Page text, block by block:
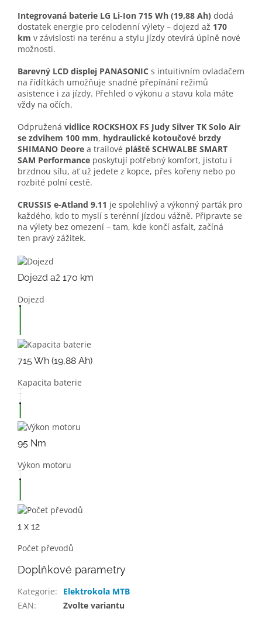
Integrovaná baterie LG Li-Ion 715 Wh (19,88 Ah) dodá
dostatek energie pro celodenní výlety – dojezd až 170
km v závislosti na terénu a stylu jízdy otevírá úplně nové
možnosti.
Barevný LCD displej PANASONIC s intuitivním ovladačem
na řídítkách umožňuje snadné přepínání režimů
asistence i za jízdy. Přehled o výkonu a stavu kola máte
vždy na očích.
Odpružená vidlice ROCKSHOX FS Judy Silver TK Solo Air
se zdvihem 100 mm, hydraulické kotoučové brzdy
SHIMANO Deore a trailové pláště SCHWALBE SMART
SAM Performance poskytují potřebný komfort, jistotu i
brzdnou sílu, ať už jedete z kopce, přes kořeny nebo po
rozbité polní cestě.
CRUSSIS e-Atland 9.11 je spolehlivý a výkonný parťák pro
každého, kdo to myslí s terénní jízdou vážně. Připravte se
na výlety bez omezení – tam, kde končí asfalt, začíná
ten pravý zážitek.
Dojezd až 170 km
Dojezd
715 Wh (19,88 Ah)
Kapacita baterie
95 Nm
Výkon motoru
1 x 12
Počet převodů
Doplňkové parametry
Kategorie:
Elektrokola MTB
EAN: Zvolte variantu